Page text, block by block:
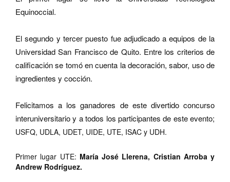
Equinoccial.
El segundo y tercer puesto fue adjudicado a equipos de la
Universidad San Francisco de Quito. Entre los criterios de
calificación se tomó en cuenta la decoración, sabor, uso de
ingredientes y cocción.
Felicitamos a los ganadores de este divertido concurso
interuniversitario y a todos los participantes de este evento;
USFQ, UDLA, UDET, UIDE, UTE, ISAC y UDH.
Primer lugar UTE: María José Llerena, Cristian Arroba y
Andrew Rodríguez.